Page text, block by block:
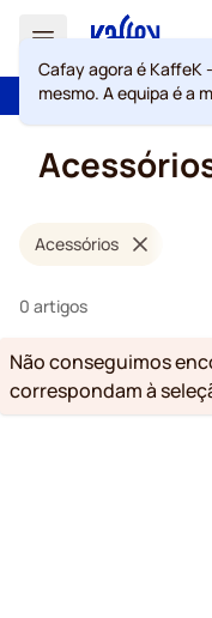
Ir para o Conteúdo
Cafay agora é KaffeK
mesmo. A equipa é a
Acessórios
0 artigos
Não conseguimos
correspondam à